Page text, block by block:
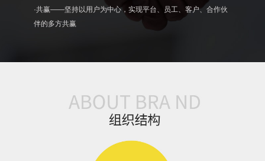
·共赢——坚持以用户为中心，实现平台、员工、客户、合作伙
伴的多方共赢